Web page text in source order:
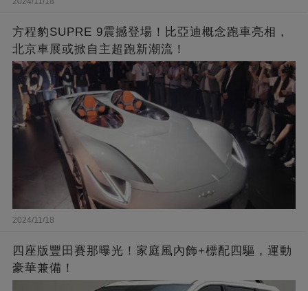
方程豹SUPRE 9震撼登場！比亞迪概念跑車亮相，
北京車展或掀自主超跑新潮流！
2024/11/18
四座版豐田賽那曝光！家庭風內飾+標配四驅，運動
豪華兼備！